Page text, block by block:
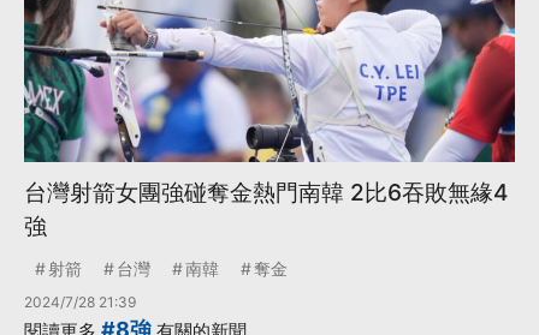
台灣射箭女團強碰奪金熱門南韓 2比6吞敗無緣4
強
射箭 台灣 南韓 奪金
2024/7/28 21:39